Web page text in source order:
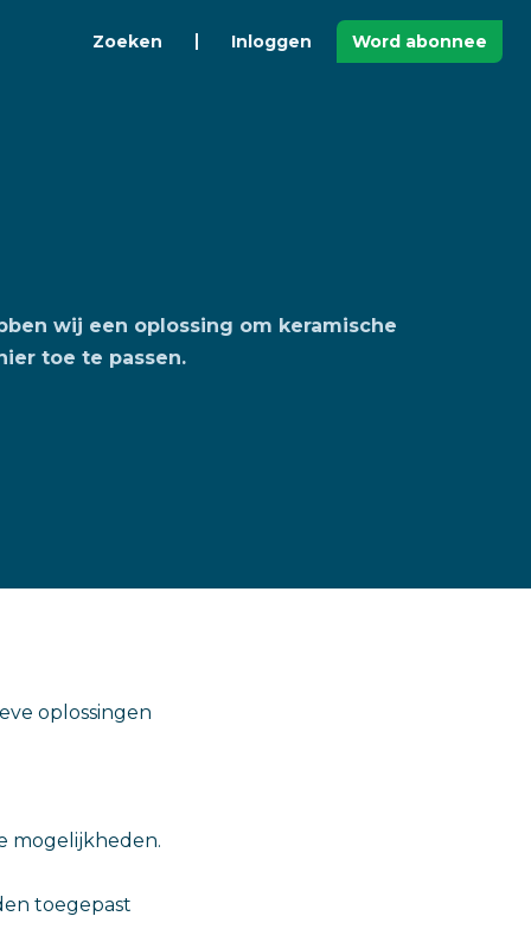
Zoeken Inloggen Word abonnee
wij een oplossing om keramische
toe te passen.
oplossingen
mogelijkheden.
toegepast